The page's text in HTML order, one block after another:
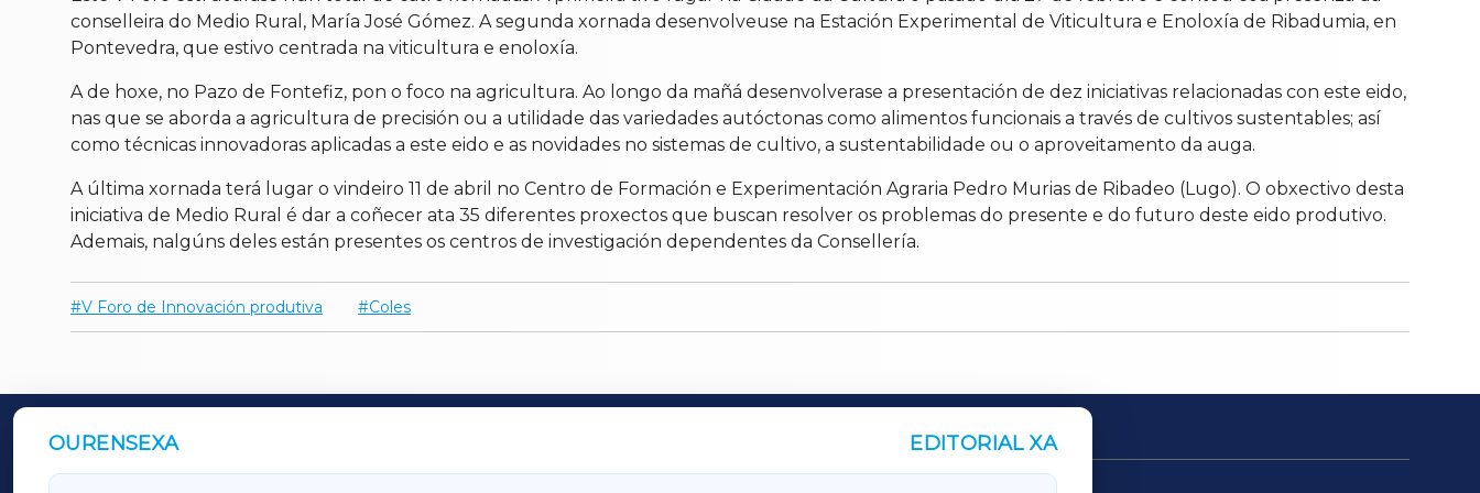
conselleira do Medio Rural, María José Gómez. A segunda xornada desenvolveuse na Estación Experimental de Viticultura e Enoloxía de Ribadumia, en
Pontevedra, que estivo centrada na viticultura e enoloxía.
A de hoxe, no Pazo de Fontefiz, pon o foco na agricultura. Ao longo da mañá desenvolverase a presentación de dez iniciativas relacionadas con este eido,
nas que se aborda a agricultura de precisión ou a utilidade das variedades autóctonas como alimentos funcionais a través de cultivos sustentables; así
como técnicas innovadoras aplicadas a este eido e as novidades no sistemas de cultivo, a sustentabilidade ou o aproveitamento da auga.
A última xornada terá lugar o vindeiro 11 de abril no Centro de Formación e Experimentación Agraria Pedro Murias de Ribadeo (Lugo). O obxectivo desta
iniciativa de Medio Rural é dar a coñecer ata 35 diferentes proxectos que buscan resolver os problemas do presente e do futuro deste eido produtivo.
Ademais, nalgúns deles están presentes os centros de investigación dependentes da Consellería.
V Foro de Innovación produtiva Coles
OURENSEXA EDITORIAL XA
OUTROS PERIÓDICOS